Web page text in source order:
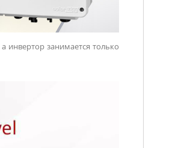
инвертор занимается только